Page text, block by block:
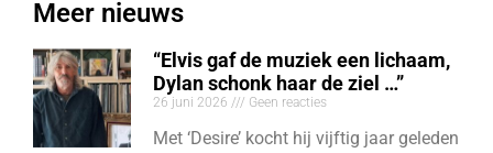
Meer nieuws
“Elvis gaf de muziek een lichaam,
Dylan schonk haar de ziel …”
26 juni 2026 Geen reacties
Met ‘Desire’ kocht hij vijftig jaar geleden